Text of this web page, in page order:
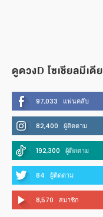
ดูดวงD โซเชียลมีเดีย
97,033 แฟนคลับ
82,400 ผู้ติดตาม
192,300 ผู้ติดตาม
84 ผู้ติดตาม
8,570 สมาชิก